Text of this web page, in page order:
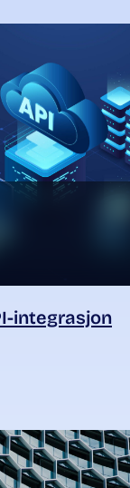
integrasjon